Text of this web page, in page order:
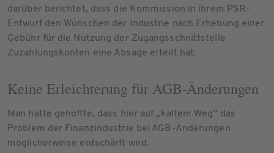
darüber berichtet, dass die Kommission in ihrem PSR-
Entwurf den Wünschen der Industrie nach Erhebung einer
Gebühr für die Nutzung der Zugangsschnittstelle
Zuzahlungskonten eine Absage erteilt hat.
Keine Erleichterung für AGB-Änderungen
Man hatte gehoffte, dass hier auf „kaltem Weg“ das
Problem der Finanzindustrie bei AGB-Änderungen
möglicherweise entschärft wird.